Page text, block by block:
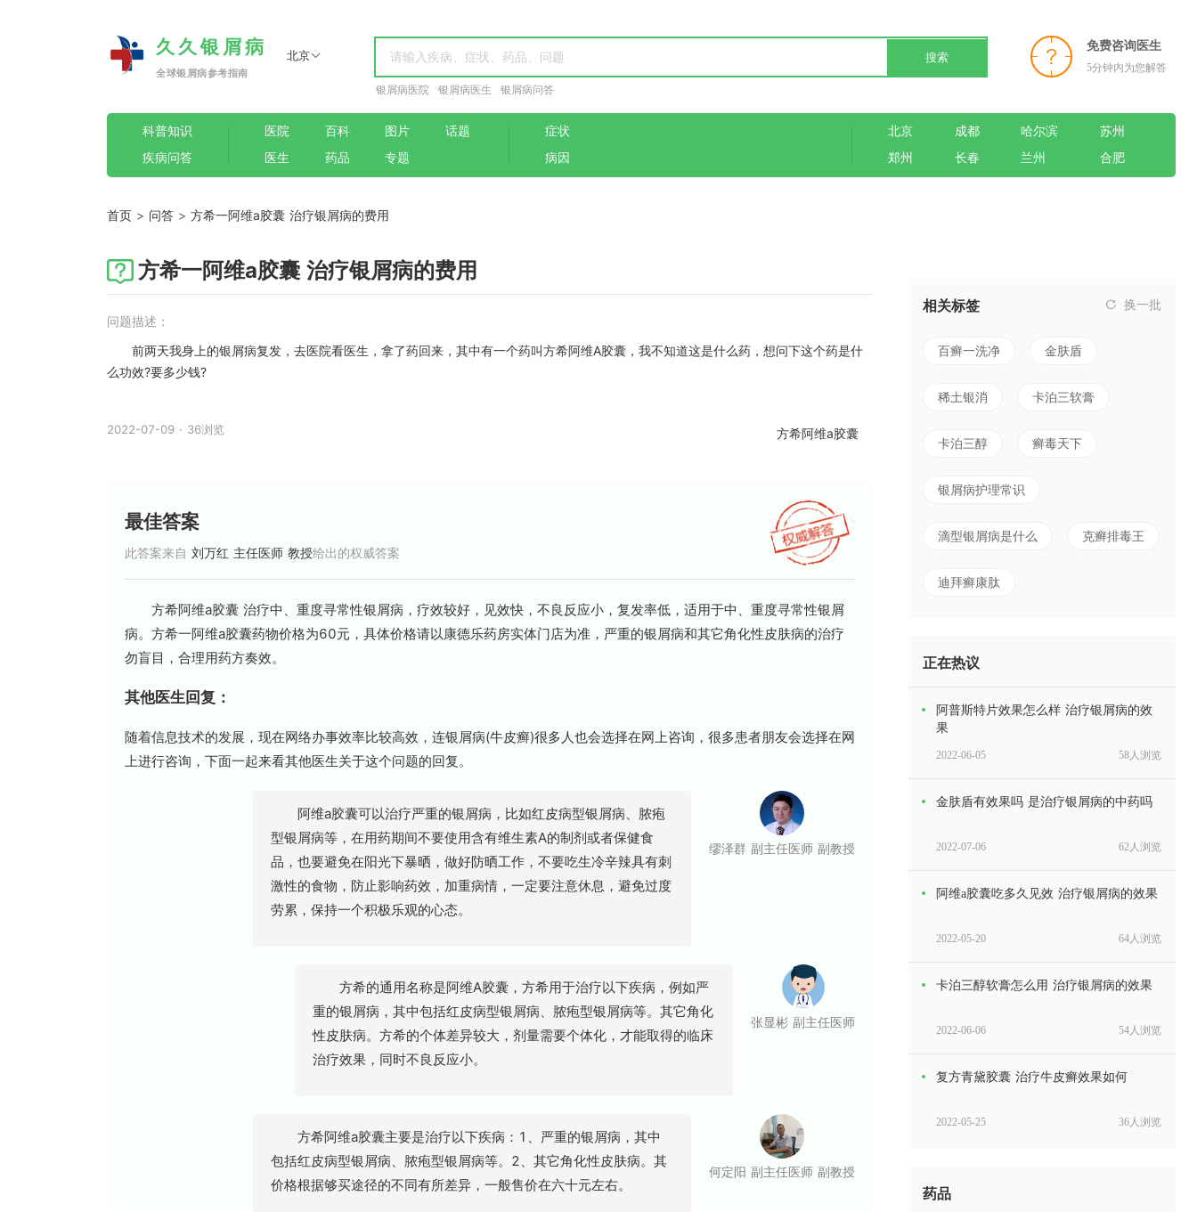
久久银屑病
全球银屑病参考指南
北京 搜索
银屑病医院 银屑病医生 银屑病问答
免费咨询医生
5分钟内为您解答
科普知识
疾病问答
医院
医生
百科
药品
图片
专题
话题
症状
病因
北京
郑州
成都
长春
哈尔滨
兰州
苏州
合肥
首页 > 问答 > 方希一阿维a胶囊 治疗银屑病的费用
方希一阿维a胶囊 治疗银屑病的费用
问题描述：
前两天我身上的银屑病复发，去医院看医生，拿了药回来，其中有一个药叫方希阿维A胶囊，我不知道这是什么药，想问下这个药是什
么功效?要多少钱?
2022-07-09 · 36浏览 方希阿维a胶囊
最佳答案
此答案来自 刘万红 主任医师 教授给出的权威答案
方希阿维a胶囊 治疗中、重度寻常性银屑病，疗效较好，见效快，不良反应小，复发率低，适用于中、重度寻常性银屑
病。方希一阿维a胶囊药物价格为60元，具体价格请以康德乐药房实体门店为准，严重的银屑病和其它角化性皮肤病的治疗
勿盲目，合理用药方奏效。
其他医生回复：
随着信息技术的发展，现在网络办事效率比较高效，连银屑病(牛皮癣)很多人也会选择在网上咨询，很多患者朋友会选择在网
上进行咨询，下面一起来看其他医生关于这个问题的回复。
阿维a胶囊可以治疗严重的银屑病，比如红皮病型银屑病、脓疱
型银屑病等，在用药期间不要使用含有维生素A的制剂或者保健食
品，也要避免在阳光下暴晒，做好防晒工作，不要吃生冷辛辣具有刺
激性的食物，防止影响药效，加重病情，一定要注意休息，避免过度
劳累，保持一个积极乐观的心态。
缪泽群 副主任医师 副教授
方希的通用名称是阿维A胶囊，方希用于治疗以下疾病，例如严
重的银屑病，其中包括红皮病型银屑病、脓疱型银屑病等。其它角化
性皮肤病。方希的个体差异较大，剂量需要个体化，才能取得的临床
治疗效果，同时不良反应小。
张显彬 副主任医师
方希阿维a胶囊主要是治疗以下疾病：1、严重的银屑病，其中
包括红皮病型银屑病、脓疱型银屑病等。2、其它角化性皮肤病。其
价格根据够买途径的不同有所差异，一般售价在六十元左右。
何定阳 副主任医师 副教授
相关标签 换一批
百癣一洗净 金肤盾
稀土银消 卡泊三软膏
卡泊三醇 癣毒天下
银屑病护理常识
滴型银屑病是什么 克癣排毒王
迪拜癣康肽
正在热议
阿普斯特片效果怎么样 治疗银屑病的效
果
2022-06-05 58人浏览
金肤盾有效果吗 是治疗银屑病的中药吗
2022-07-06 62人浏览
阿维a胶囊吃多久见效 治疗银屑病的效果
2022-05-20 64人浏览
卡泊三醇软膏怎么用 治疗银屑病的效果
2022-06-06 54人浏览
复方青黛胶囊 治疗牛皮癣效果如何
2022-05-25 36人浏览
药品